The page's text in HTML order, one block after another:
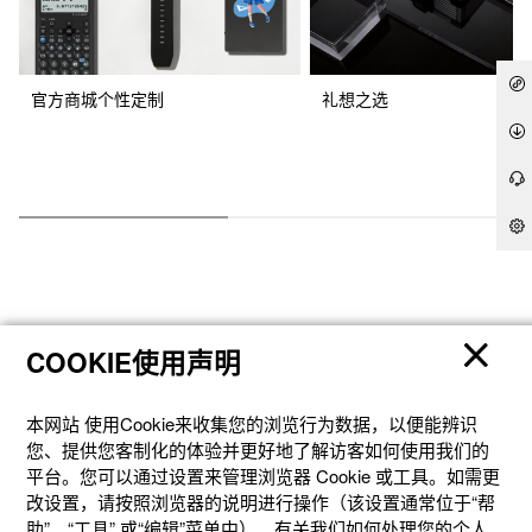
官方商城个性定制 礼想之选
客户支持
COOKIE使用声明
本网站 使⽤Cookie来收集您的浏览⾏为数据，以便能辨识
您、提供您客制化的体验并更好地了解访客如何使⽤我们的
平台。您可以通过设置来管理浏览器 Cookie 或⼯具。如需更
改设置，请按照浏览器的说明进⾏操作（该设置通常位于“帮